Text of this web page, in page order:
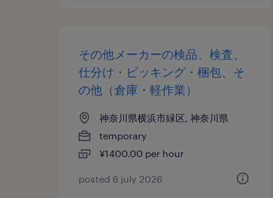
その他メーカーの検品、検査、
仕分け・ピッキング・梱包、そ
の他（倉庫・軽作業）
神奈川県横浜市緑区, 神奈川県
temporary
¥1400.00 per hour
posted 6 july 2026